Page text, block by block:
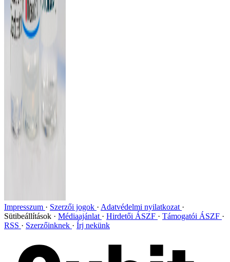
Impresszum Szerzői jogok
Adatvédelmi nyilatkozat
Sütibeállítások
Médiaajánlat Hirdetői ÁSZF
Támogatói ÁSZF
RSS
Szerzőinknek Írj nekünk